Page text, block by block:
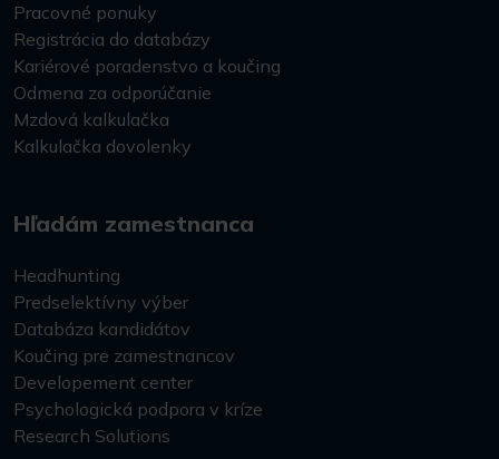
Pracovné ponuky
Registrácia do databázy
Kariérové poradenstvo a koučing
Odmena za odporúčanie
Mzdová kalkulačka
Kalkulačka dovolenky
Hľadám zamestnanca
Headhunting
Predselektívny výber
Databáza kandidátov
Koučing pre zamestnancov
Developement center
Psychologická podpora v kríze
Research Solutions